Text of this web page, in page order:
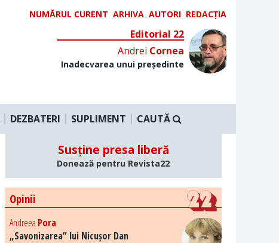
NUMĂRUL CURENT ARHIVA AUTORI REDACȚIA
Editorial 22
Andrei Cornea
Inadecvarea unui președinte
DEZBATERI SUPLIMENT CAUTĂ
Susține presa liberă
Donează pentru Revista22
Opinii
Andreea Pora
„Savonizarea” lui Nicușor Dan